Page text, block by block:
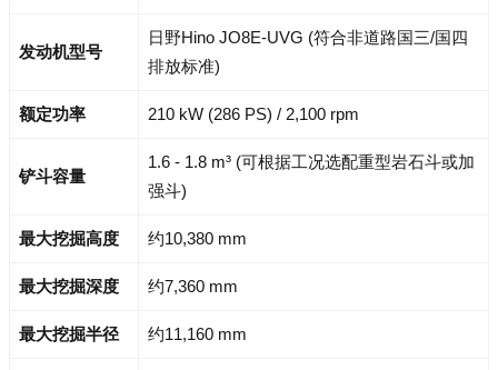
发动机型号
日野Hino JO8E-UVG (符合非道路国三/国四
排放标准)
额定功率 210 kW (286 PS) / 2,100 rpm
铲斗容量
1.6 - 1.8 m³ (可根据工况选配重型岩石斗或加
强斗)
最大挖掘高度 约10,380 mm
最大挖掘深度 约7,360 mm
最大挖掘半径 约11,160 mm